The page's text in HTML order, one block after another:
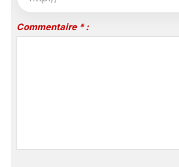
Commentaire * :